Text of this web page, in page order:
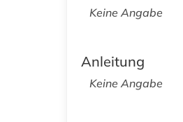
Keine Angabe
Anleitung
Keine Angabe